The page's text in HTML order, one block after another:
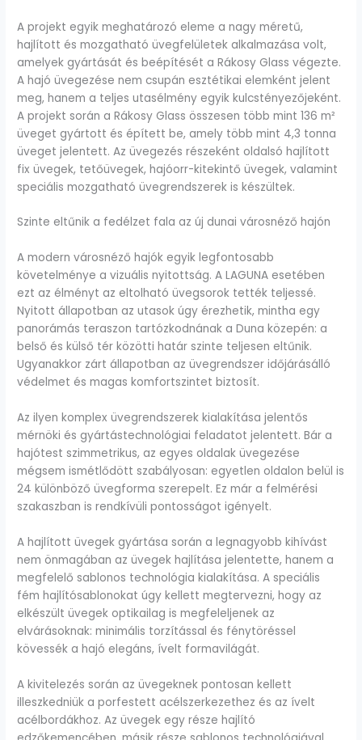
A projekt egyik meghatározó eleme a nagy méretű,
hajlított és mozgatható üvegfelületek alkalmazása volt,
amelyek gyártását és beépítését a Rákosy Glass végezte.
A hajó üvegezése nem csupán esztétikai elemként jelent
meg, hanem a teljes utasélmény egyik kulcstényezőjeként.
A projekt során a Rákosy Glass összesen több mint 136 m²
üveget gyártott és épített be, amely több mint 4,3 tonna
üveget jelentett. Az üvegezés részeként oldalsó hajlított
fix üvegek, tetőüvegek, hajóorr-kitekintő üvegek, valamint
speciális mozgatható üvegrendszerek is készültek.
Szinte eltűnik a fedélzet fala az új dunai városnéző hajón
A modern városnéző hajók egyik legfontosabb
követelménye a vizuális nyitottság. A LAGUNA esetében
ezt az élményt az eltolható üvegsorok tették teljessé.
Nyitott állapotban az utasok úgy érezhetik, mintha egy
panorámás teraszon tartózkodnának a Duna közepén: a
belső és külső tér közötti határ szinte teljesen eltűnik.
Ugyanakkor zárt állapotban az üvegrendszer időjárásálló
védelmet és magas komfortszintet biztosít.
Az ilyen komplex üvegrendszerek kialakítása jelentős
mérnöki és gyártástechnológiai feladatot jelentett. Bár a
hajótest szimmetrikus, az egyes oldalak üvegezése
mégsem ismétlődött szabályosan: egyetlen oldalon belül is
24 különböző üvegforma szerepelt. Ez már a felmérési
szakaszban is rendkívüli pontosságot igényelt.
A hajlított üvegek gyártása során a legnagyobb kihívást
nem önmagában az üvegek hajlítása jelentette, hanem a
megfelelő sablonos technológia kialakítása. A speciális
fém hajlítósablonokat úgy kellett megtervezni, hogy az
elkészült üvegek optikailag is megfeleljenek az
elvárásoknak: minimális torzítással és fénytöréssel
kövessék a hajó elegáns, ívelt formavilágát.
A kivitelezés során az üvegeknek pontosan kellett
illeszkedniük a porfestett acélszerkezethez és az ívelt
acélbordákhoz. Az üvegek egy része hajlító